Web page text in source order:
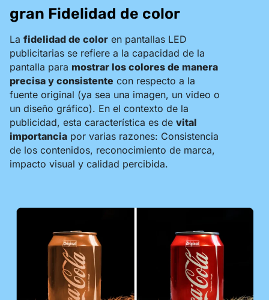
gran Fidelidad de color
La fidelidad de color en pantallas LED
publicitarias se refiere a la capacidad de la
pantalla para mostrar los colores de manera
precisa y consistente con respecto a la
fuente original (ya sea una imagen, un video o
un diseño gráfico). En el contexto de la
publicidad, esta característica es de vital
importancia por varias razones: Consistencia
de los contenidos, reconocimiento de marca,
impacto visual y calidad percibida.